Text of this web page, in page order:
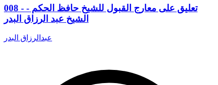
008 - تعليق على معارج القبول للشيخ حافظ الحكم -
الشيخ عبد الرزاق البدر
عبدالرزاق البدر